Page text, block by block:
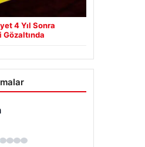
4 Yıl Sonra
Gözaltında